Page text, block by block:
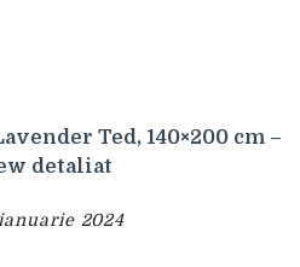
Ted, 140×200 cm –
detaliat
ianuarie 2024